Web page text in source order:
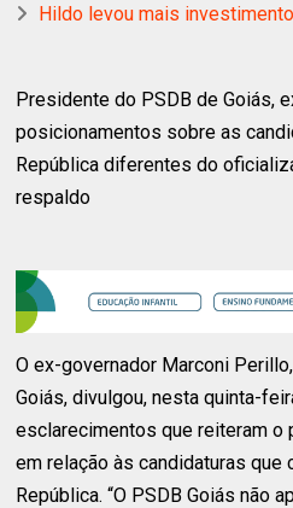
Hildo levou mais
Presidente do PSDB de Goiás,
posicionamentos sobre as
República diferentes do
respaldo
O ex-governador Marconi
Goiás, divulgou, nesta quinta-
esclarecimentos que reiteram o
em relação às candidaturas que
República. “O PSDB Goiás não